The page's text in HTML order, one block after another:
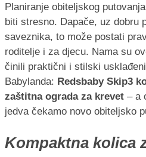
Planiranje obiteljskog
biti stresno. Dapače, uz dobru
saveznika, to može postati
roditelje i za djecu. Nama su
činili praktični i stilski
Babylanda: Redsbaby Skip3
zaštitna ograda za krevet – a
jedva čekamo novo obiteljsko
Kompaktna kolica